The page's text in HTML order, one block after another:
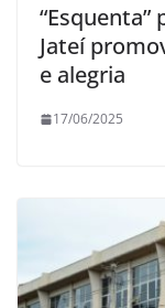
“Esquenta”
Jateí
e alegria
17/06/2025